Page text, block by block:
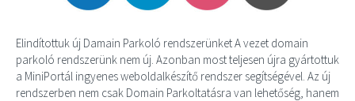
Elindítottuk új Damain Parkoló rendszerünket A vezet domain
parkoló rendszerünk nem új. Azonban most teljesen újra gyártottuk
a MiniPortál ingyenes weboldalkészítő rendszer segítségével. Az új
rendszerben nem csak Domain Parkoltatásra van lehetőség, hanem